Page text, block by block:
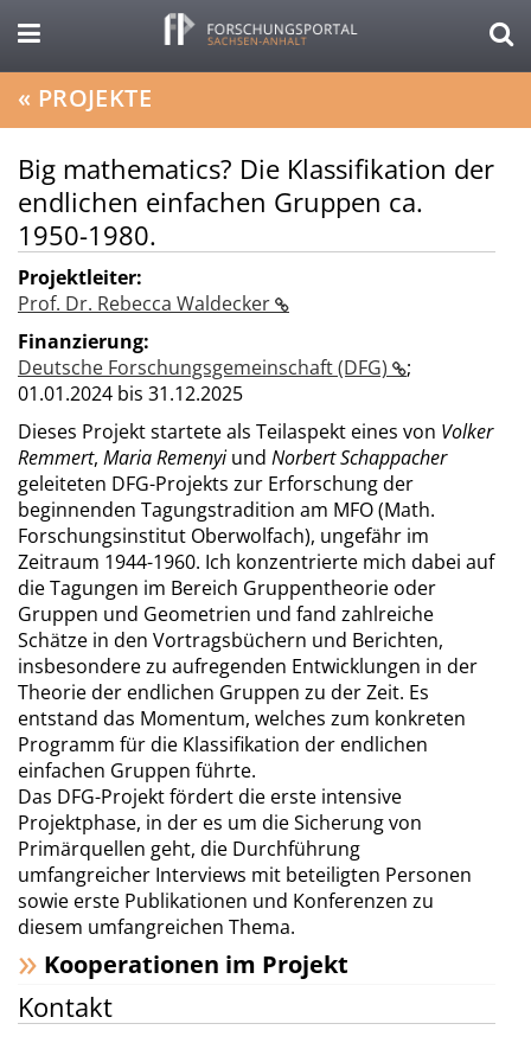
« PROJEKTE
Big mathematics? Die Klassifikation der
endlichen einfachen Gruppen ca.
1950-1980.
Projektleiter:
Prof. Dr. Rebecca Waldecker
Finanzierung:
Deutsche Forschungsgemeinschaft (DFG)
;
01.01.2024 bis 31.12.2025
Dieses Projekt startete als Teilaspekt eines von Volker
Remmert, Maria Remenyiund Norbert Schappacher
geleiteten DFG-Projekts zur Erforschung der
beginnenden Tagungstradition am MFO (Math.
Forschungsinstitut Oberwolfach), ungefähr im
Zeitraum 1944-1960. Ich konzentrierte mich dabei auf
die Tagungen im Bereich Gruppentheorie oder
Gruppen und Geometrien und fand zahlreiche
Schätze in den Vortragsbüchern und Berichten,
insbesondere zu aufregenden Entwicklungen in der
Theorie der endlichen Gruppen zu der Zeit. Es
entstand das Momentum, welches zum konkreten
Programm für die Klassifikation der endlichen
einfachen Gruppen führte.
Das DFG-Projekt fördert die erste intensive
Projektphase, in der es um die Sicherung von
Primärquellen geht, die Durchführung
umfangreicher Interviews mit beteiligten Personen
sowie erste Publikationen und Konferenzen zu
diesem umfangreichen Thema.
Kooperationen im Projekt
Kontakt